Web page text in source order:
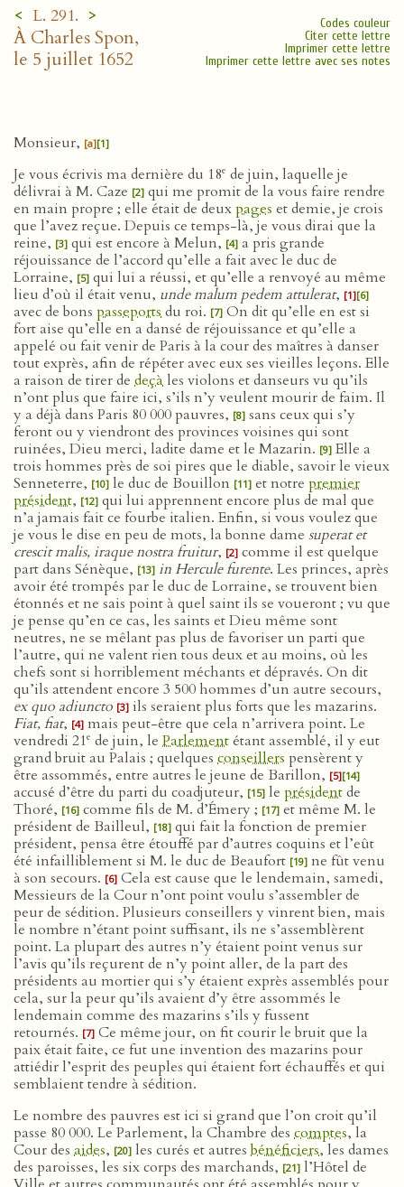
< L. 291. >
À Charles Spon,
le 5 juillet 1652
Codes couleur
Citer cette lettre
Imprimer cette lettre
Imprimer cette lettre avec ses notes
Monsieur, [a][1]
Je vous écrivis ma dernière du 18e de juin, laquelle je
délivrai à M. Caze [2] qui me promit de la vous faire rendre
en main propre ; elle était de deuxpages et demie, je crois
que l’avez reçue. Depuis ce temps-là, je vous dirai que la
reine, [3] qui est encore à Melun, [4] a pris grande
réjouissance de l’accord qu’elle a fait avec le duc de
Lorraine, [5] qui lui a réussi, et qu’elle a renvoyé au même
lieu d’où il était venu, unde malum pedem attulerat, [1][6]
avec de bons passeportsdu roi. [7] On dit qu’elle en est si
fort aise qu’elle en a dansé de réjouissance et qu’elle a
appelé ou fait venir de Paris à la cour des maîtres à danser
tout exprès, afin de répéter avec eux ses vieilles leçons. Elle
a raison de tirer de deçàles violons et danseurs vu qu’ils
n’ont plus que faire ici, s’ils n’y veulent mourir de faim. Il
y a déjà dans Paris 80 000 pauvres, [8] sans ceux qui s’y
feront ou y viendront des provinces voisines qui sont
ruinées, Dieu merci, ladite dame et le Mazarin. [9] Elle a
trois hommes près de soi pires que le diable, savoir le vieux
Senneterre, [10] le duc de Bouillon [11] et notre premier
président, [12] qui lui apprennent encore plus de mal que
n’a jamais fait ce fourbe italien. Enfin, si vous voulez que
je vous le dise en peu de mots, la bonne dame superat et
crescit malis, iraque nostra fruitur, [2] comme il est quelque
part dans Sénèque, [13] in Hercule furente. Les princes, après
avoir été trompés par le duc de Lorraine, se trouvent bien
étonnés et ne sais point à quel saint ils se voueront ; vu que
je pense qu’en ce cas, les saints et Dieu même sont
neutres, ne se mêlant pas plus de favoriser un parti que
l’autre, qui ne valent rien tous deux et au moins, où les
chefs sont si horriblement méchants et dépravés. On dit
qu’ils attendent encore 3 500 hommes d’un autre secours,
ex quo adiuncto [3] ils seraient plus forts que les mazarins.
Fiat, fiat, [4] mais peut-être que cela n’arrivera point. Le
vendredi 21e de juin, le Parlementétant assemblé, il y eut
grand bruit au Palais ; quelques conseillers pensèrent y
être assommés, entre autres le jeune de Barillon, [5][14]
accusé d’être du parti du coadjuteur, [15] le présidentde
Thoré, [16] comme fils de M. d’Émery ; [17] et même M. le
président de Bailleul, [18] qui fait la fonction de premier
président, pensa être étouffé par d’autres coquins et l’eût
été infailliblement si M. le duc de Beaufort [19] ne fût venu
à son secours. [6] Cela est cause que le lendemain, samedi,
Messieurs de la Cour n’ont point voulu s’assembler de
peur de sédition. Plusieurs conseillers y vinrent bien, mais
le nombre n’étant point suffisant, ils ne s’assemblèrent
point. La plupart des autres n’y étaient point venus sur
l’avis qu’ils reçurent de n’y point aller, de la part des
présidents au mortier qui s’y étaient exprès assemblés pour
cela, sur la peur qu’ils avaient d’y être assommés le
lendemain comme des mazarins s’ils y fussent
retournés. [7] Ce même jour, on fit courir le bruit que la
paix était faite, ce fut une invention des mazarins pour
attiédir l’esprit des peuples qui étaient fort échauffés et qui
semblaient tendre à sédition.
Le nombre des pauvres est ici si grand que l’on croit qu’il
passe 80 000. Le Parlement, la Chambre des comptes, la
Cour des aides, [20] les curés et autresbénéficiers, les dames
des paroisses, les six corps des marchands, [21] l’Hôtel de